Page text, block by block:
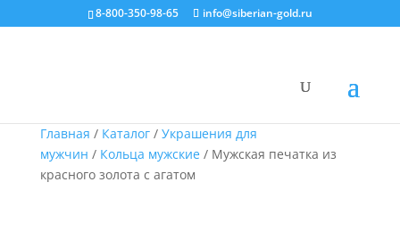
8-800-350-98-65 info@siberian-gold.ru
Главная / Каталог/ Украшения для
мужчин / Кольца мужские/ Мужская печатка из
красного золота с агатом